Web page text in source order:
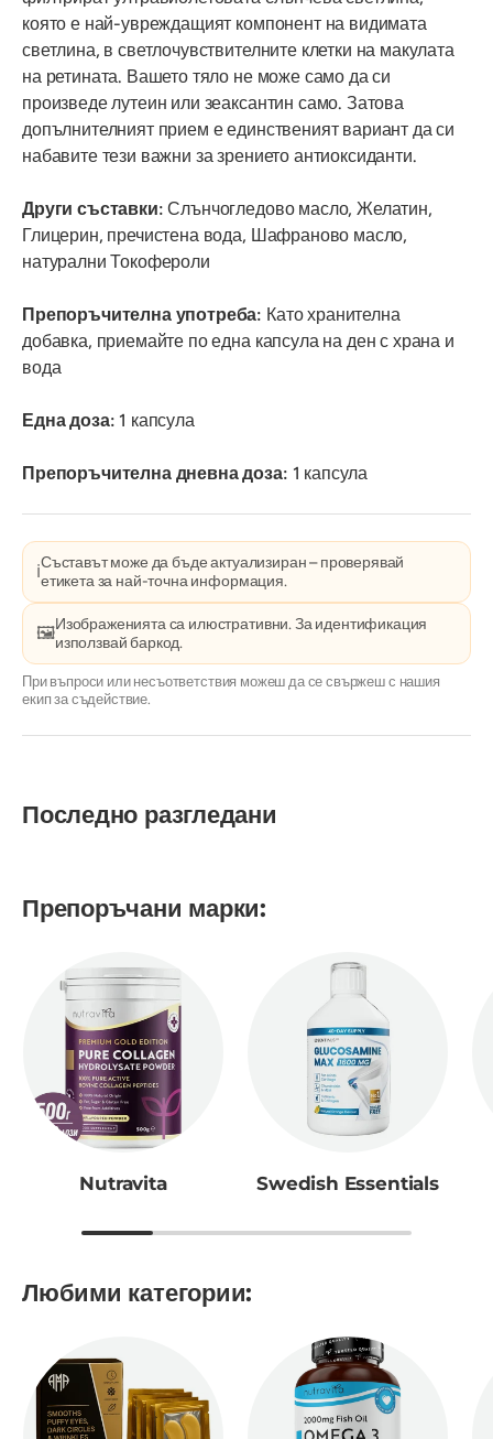
която е най-увреждащият компонент на видимата
светлина, в светлочувствителните клетки на макулата
на ретината. Вашето тяло не може само да си
произведе лутеин или зеаксантин само. Затова
допълнителният прием е единственият вариант да си
набавите тези важни за зрението антиоксиданти.
Други съставки: Слънчогледово масло, Желатин,
Глицерин, пречистена вода, Шафраново масло,
натурални Токофероли
Препоръчителна употреба: Като хранителна
добавка, приемайте по една капсула на ден с храна и
вода
Една доза: 1 капсула
Препоръчителна дневна доза: 1 капсула
ℹ️Съставът може да бъде актуализиран – проверявай
етикета за най-точна информация.
🖼️Изображенията са илюстративни. За идентификация
използвай баркод.
При въпроси или несъответствия можеш да се свържеш с нашия
екип за съдействие.
Последно разгледани
Препоръчани марки:
Nutravita Swedish Essentials
Любими категории: